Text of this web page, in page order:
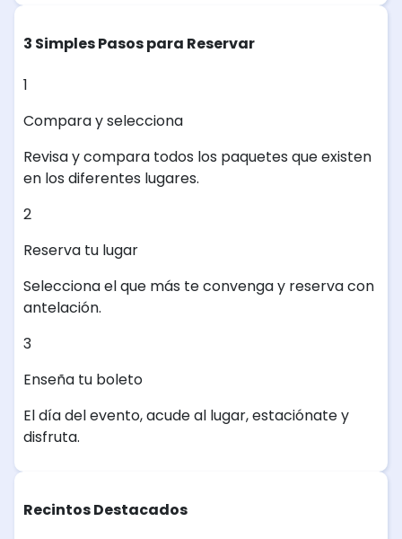
3 Simples Pasos para Reservar
1
Compara y selecciona
Revisa y compara todos los paquetes que existen
en los diferentes lugares.
2
Reserva tu lugar
Selecciona el que más te convenga y reserva con
antelación.
3
Enseña tu boleto
El día del evento, acude al lugar, estaciónate y
disfruta.
Recintos Destacados